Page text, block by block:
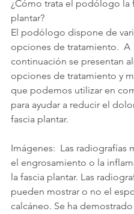
¿Cómo trata el podólogo la
plantar?
El podólogo dispone de
opciones de tratamiento.  A
continuación se presentan
opciones de tratamiento y
que podemos utilizar en
para ayudar a reducir el
fascia plantar.
Imágenes:  Las radiografías
el engrosamiento o la
la fascia plantar. Las
pueden mostrar o no el
calcáneo. Se ha